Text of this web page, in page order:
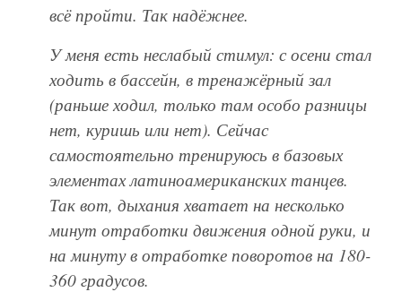
всё пройти. Так надёжнее.
У меня есть неслабый стимул: с осени стал
ходить в бассейн, в тренажёрный зал
(раньше ходил, только там особо разницы
нет, куришь или нет). Сейчас
самостоятельно тренируюсь в базовых
элементах латиноамериканских танцев.
Так вот, дыхания хватает на несколько
минут отработки движения одной руки, и
на минуту в отработке поворотов на 180-
360 градусов.